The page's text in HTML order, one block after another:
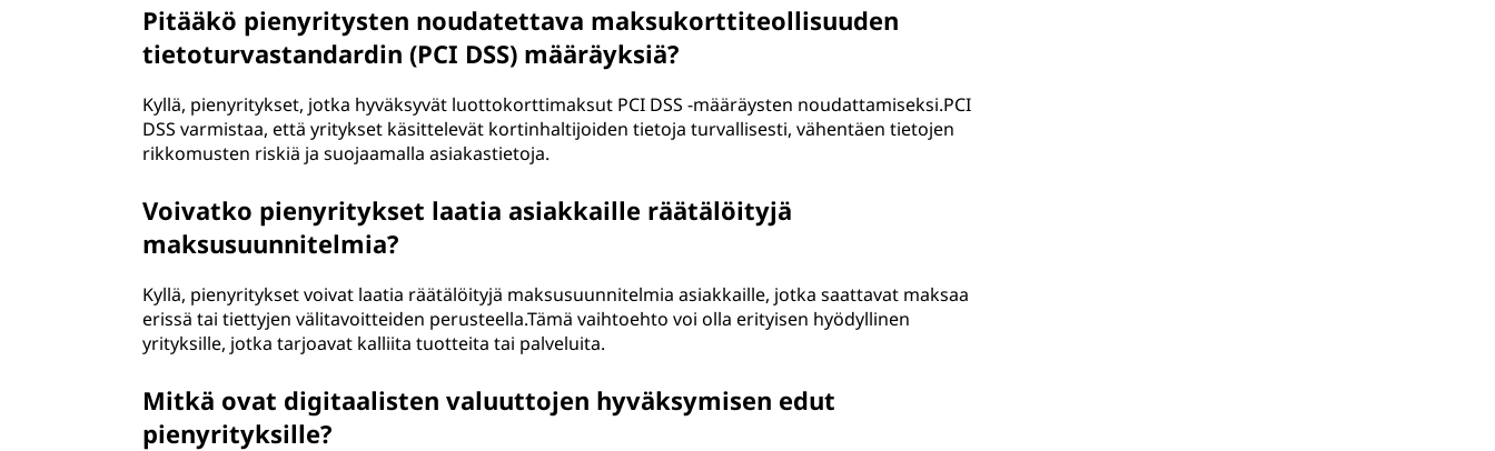
Pitääkö pienyritysten noudatettava maksukorttiteollisuuden
tietoturvastandardin (PCI DSS) määräyksiä?
Kyllä, pienyritykset, jotka hyväksyvät luottokorttimaksut PCI DSS -määräysten noudattamiseksi.PCI
DSS varmistaa, että yritykset käsittelevät kortinhaltijoiden tietoja turvallisesti, vähentäen tietojen
rikkomusten riskiä ja suojaamalla asiakastietoja.
Voivatko pienyritykset laatia asiakkaille räätälöityjä
maksusuunnitelmia?
Kyllä, pienyritykset voivat laatia räätälöityjä maksusuunnitelmia asiakkaille, jotka saattavat maksaa
erissä tai tiettyjen välitavoitteiden perusteella.Tämä vaihtoehto voi olla erityisen hyödyllinen
yrityksille, jotka tarjoavat kalliita tuotteita tai palveluita.
Mitkä ovat digitaalisten valuuttojen hyväksymisen edut
pienyrityksille?